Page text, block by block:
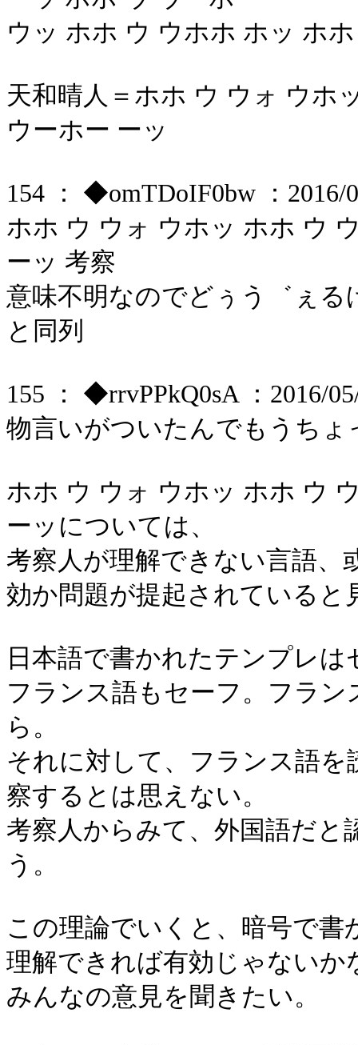
ウッ ホホ ウ ウホホ ホッ ホ
天和晴人＝ホホ ウ ウォ ウホ
ウーホー ーッ
154 ： ◆omTDoIF0bw ：2016/
ホホ ウ ウォ ウホッ ホホ ウ
ーッ 考察
意味不明なのでどぅう゛ぇ
と同列
155 ： ◆rrvPPkQ0sA ：2016/
物言いがついたんでもうちょ
ホホ ウ ウォ ウホッ ホホ ウ
ーッについては、
考察人が理解できない言語、
効か問題が提起されていると
日本語で書かれたテンプレ
フランス語もセーフ。フラ
ら。
それに対して、フランス語
察するとは思えない。
考察人からみて、外国語だ
う。
この理論でいくと、暗号で
理解できれば有効じゃないか
みんなの意見を聞きたい。